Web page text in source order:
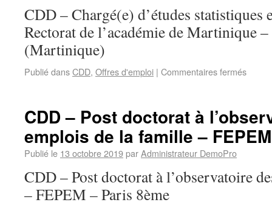
CDD – Chargé(e) d’études statistiques
Rectorat de l’académie de Martinique
(Martinique)
Publié dansCDD, Offres d'emploi | Commentaires fermés
CDD – Post doctorat à
emplois de la famille –
Publié le 13 octobre 2019parAdministrateur DemoPro
CDD – Post doctorat à l’observatoire
– FEPEM – Paris 8ème